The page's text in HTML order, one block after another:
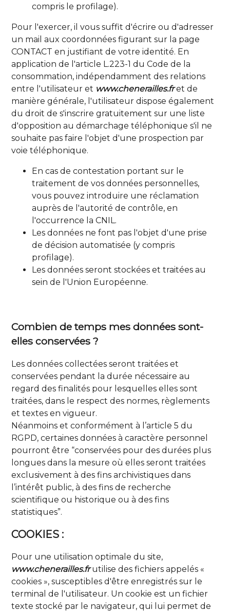
compris le profilage).
Pour l'exercer, il vous suffit d'écrire ou d'adresser
un mail aux coordonnées figurant sur la page
CONTACT en justifiant de votre identité. En
application de l'article L.223-1 du Code de la
consommation, indépendamment des relations
entre l'utilisateur et www.chenerailles.fret de
manière générale, l'utilisateur dispose également
du droit de s'inscrire gratuitement sur une liste
d'opposition au démarchage téléphonique s'il ne
souhaite pas faire l'objet d'une prospection par
voie téléphonique.
En cas de contestation portant sur le
traitement de vos données personnelles,
vous pouvez introduire une réclamation
auprès de l'autorité de contrôle, en
l'occurrence laCNIL.
Les données ne font pas l'objet d'une prise
de décision automatisée (y compris
profilage).
Les données seront stockées et traitées au
sein de l'Union Européenne.
Combien de temps mes données sont-
elles conservées ?
Les données collectées seront traitées et
conservées pendant la durée nécessaire au
regard des finalités pour lesquelles elles sont
traitées, dans le respect des normes, règlements
et textes en vigueur.
Néanmoins et conformément à l’article 5 du
RGPD, certaines données à caractère personnel
pourront être “conservées pour des durées plus
longues dans la mesure où elles seront traitées
exclusivement à des fins archivistiques dans
l’intérêt public, à des fins de recherche
scientifique ou historique ou à des fins
statistiques”.
COOKIES :
Pour une utilisation optimale du site,
www.chenerailles.frutilise des fichiers appelés «
cookies », susceptibles d'être enregistrés sur le
terminal de l'utilisateur. Un cookie est un fichier
texte stocké par le navigateur, qui lui permet de